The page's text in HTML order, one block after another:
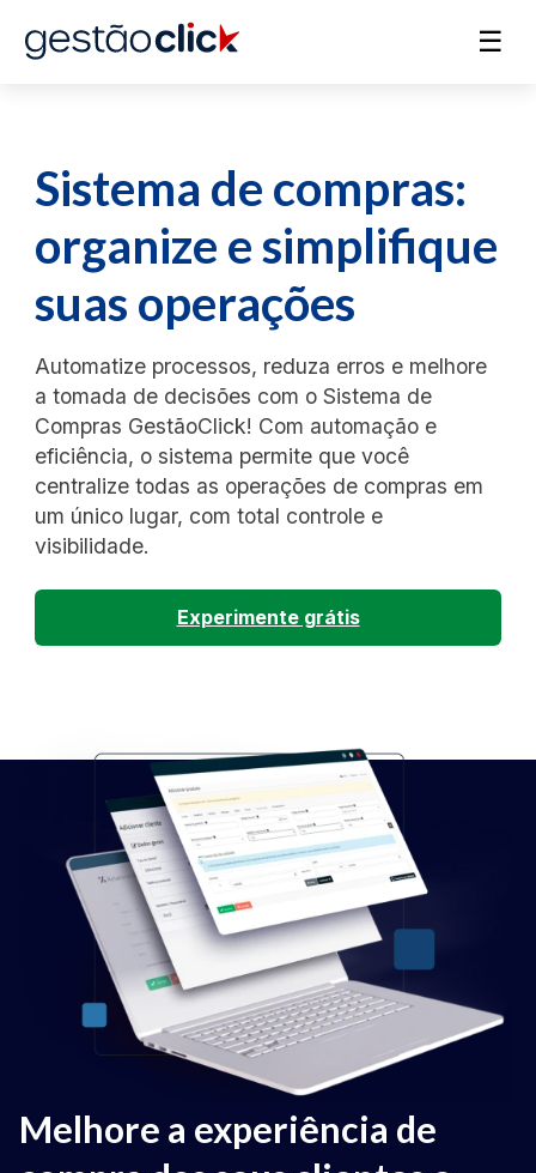
☰
Sistema de compras:
organize e simplifique
suas operações
Automatize processos, reduza erros e melhore
a tomada de decisões com o Sistema de
Compras GestãoClick! Com automação e
eficiência, o sistema permite que você
centralize todas as operações de compras em
um único lugar, com total controle e
visibilidade.
Experimente grátis
Melhore a experiência de